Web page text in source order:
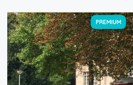
PREMIUM